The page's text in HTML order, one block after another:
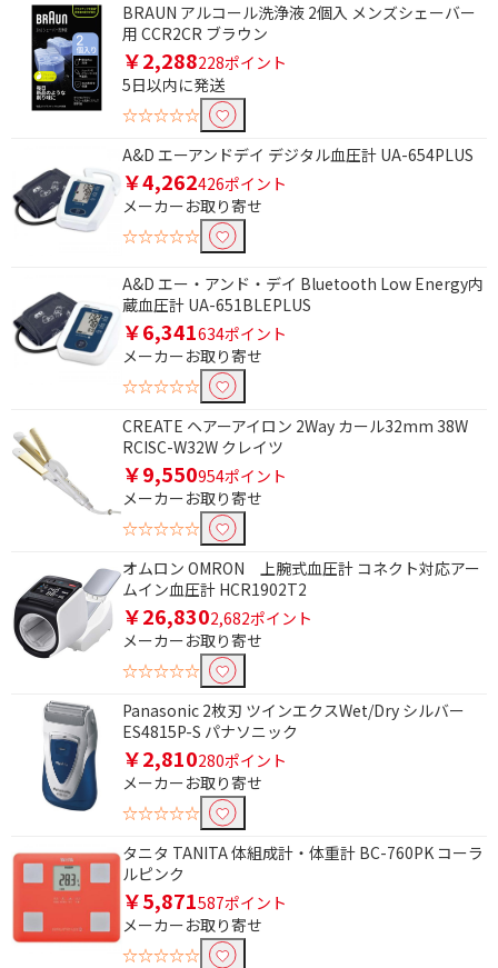
BRAUN アルコール洗浄液 2個入 メンズシェーバー
用 CCR2CR ブラウン
￥2,288228ポイント
5日以内に発送
☆☆☆☆☆
A&D エーアンドデイ デジタル血圧計 UA-654PLUS
￥4,262426ポイント
メーカーお取り寄せ
☆☆☆☆☆
A&D エー・アンド・デイ Bluetooth Low Energy内
蔵血圧計 UA-651BLEPLUS
￥6,341634ポイント
メーカーお取り寄せ
☆☆☆☆☆
CREATE ヘアーアイロン 2Way カール32mm 38W
RCISC-W32W クレイツ
￥9,550954ポイント
メーカーお取り寄せ
☆☆☆☆☆
オムロン OMRON 上腕式血圧計 コネクト対応アー
ムイン血圧計 HCR1902T2
￥26,8302,682ポイント
メーカーお取り寄せ
☆☆☆☆☆
Panasonic 2枚刃 ツインエクスWet/Dry シルバー
ES4815P-S パナソニック
￥2,810280ポイント
メーカーお取り寄せ
☆☆☆☆☆
タニタ TANITA 体組成計・体重計 BC-760PK コーラ
ルピンク
￥5,871587ポイント
メーカーお取り寄せ
☆☆☆☆☆
条件で絞り込む
フリーワードで絞り込む
除外する
除外する にチェックを入れると、指定したワード
を除外して検索します。
価格で絞り込む
円
電源で絞り込む
100V
充電式
交流（コード）式
交流充電式
AC電源